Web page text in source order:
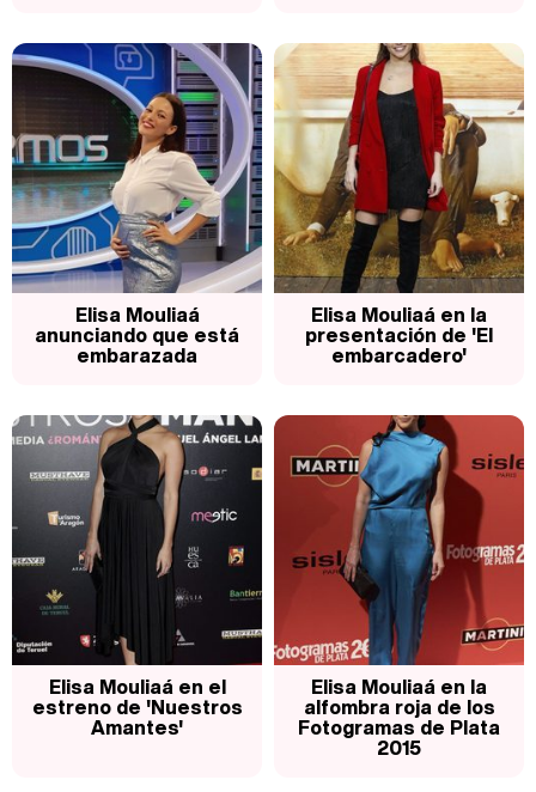
Elisa Mouliaá
anunciando que está
embarazada
Elisa Mouliaá en la
presentación de 'El
embarcadero'
Elisa Mouliaá en el
estreno de 'Nuestros
Amantes'
Elisa Mouliaá en la
alfombra roja de los
Fotogramas de Plata
2015